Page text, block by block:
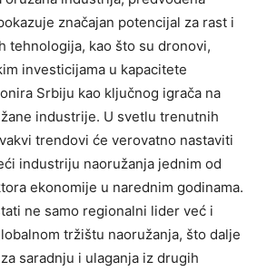
značajan potencijal za rast i
tehnologija, kao što su dronovi,
investicijama u kapacitete
Srbiju kao ključnog igrača na
industrije. U svetlu trenutnih
trendovi će verovatno nastaviti
industriju naoružanja jednim od
ekonomije u narednim godinama.
ne samo regionalni lider već i
tržištu naoružanja, što dalje
saradnju i ulaganja iz drugih